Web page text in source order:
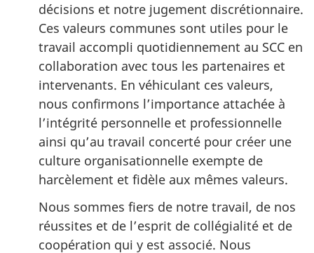
décisions et notre jugement discrétionnaire.
Ces valeurs communes sont utiles pour le
travail accompli quotidiennement au SCC en
collaboration avec tous les partenaires et
intervenants. En véhiculant ces valeurs,
nous confirmons l’importance attachée à
l’intégrité personnelle et professionnelle
ainsi qu’au travail concerté pour créer une
culture organisationnelle exempte de
harcèlement et fidèle aux mêmes valeurs.
Nous sommes fiers de notre travail, de nos
réussites et de l’esprit de collégialité et de
coopération qui y est associé. Nous